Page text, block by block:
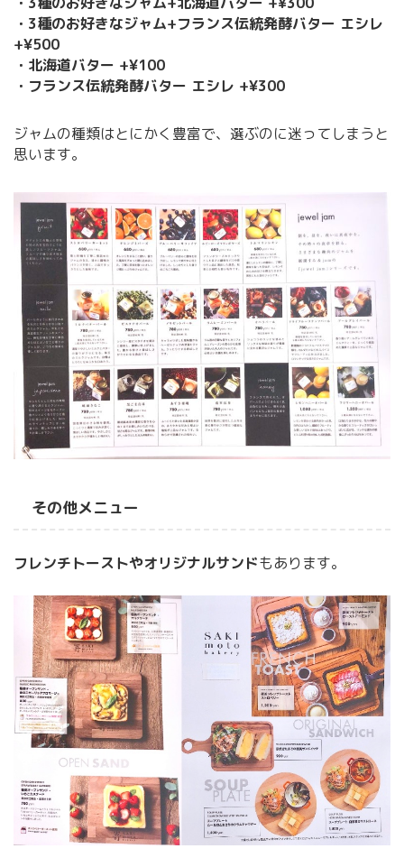
・3種のお好きなジャム+フランス伝統発酵バター エシレ
+¥500
・北海道バター +¥100
・フランス伝統発酵バター エシレ +¥300
ジャムの種類はとにかく豊富で、選ぶのに迷ってしまうと
思います。
その他メニュー
フレンチトーストやオリジナルサンドもあります。